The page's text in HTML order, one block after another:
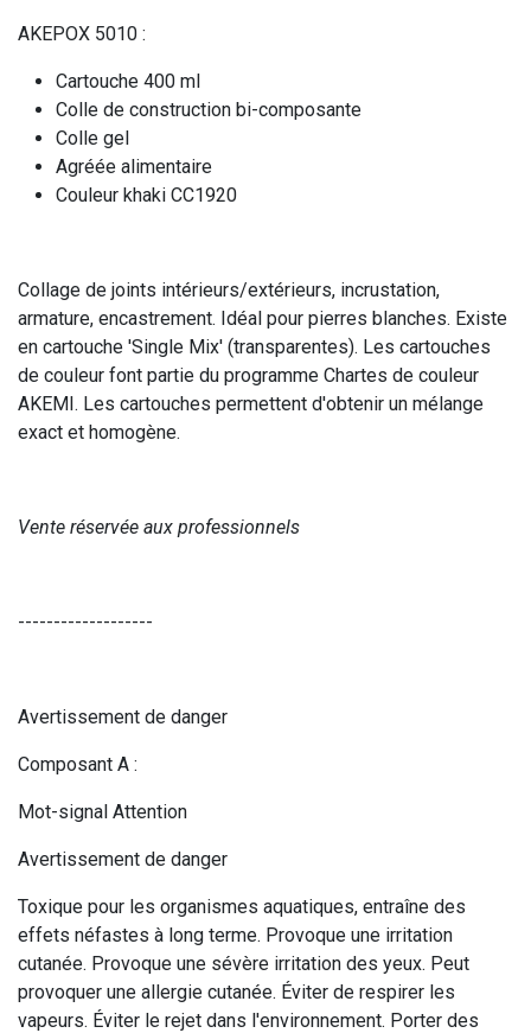
AKEPOX 5010 :
Cartouche 400 ml
Colle de construction bi-composante
Colle gel
Agréée alimentaire
Couleur khaki CC1920
Collage de joints intérieurs/extérieurs, incrustation,
armature, encastrement. Idéal pour pierres blanches. Existe
en cartouche 'Single Mix' (transparentes). Les cartouches
de couleur font partie du programme Chartes de couleur
AKEMI. Les cartouches permettent d'obtenir un mélange
exact et homogène.
Vente réservée aux professionnels
-------------------
Avertissement de danger
Composant A :
Mot-signal Attention
Avertissement de danger
Toxique pour les organismes aquatiques, entraîne des
effets néfastes à long terme. Provoque une irritation
cutanée. Provoque une sévère irritation des yeux. Peut
provoquer une allergie cutanée. Éviter de respirer les
vapeurs. Éviter le rejet dans l'environnement. Porter des